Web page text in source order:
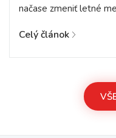
načase zmeniť letné
Celý článok